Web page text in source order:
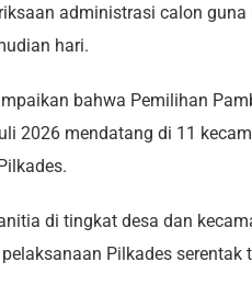
administrasi calon
hari.
bahwa Pemilihan
2026 mendatang di 11
di tingkat desa dan
Pilkades serentak